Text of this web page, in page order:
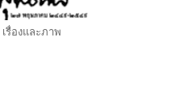
เรื่องและภาพ